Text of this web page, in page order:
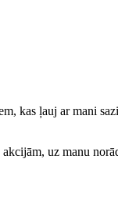
kas ļauj ar mani
uz manu